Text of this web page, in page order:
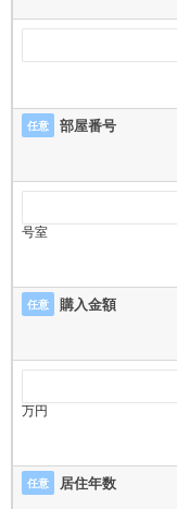
任意 部屋番号
号室
任意 購入金額
万円
任意 居住年数